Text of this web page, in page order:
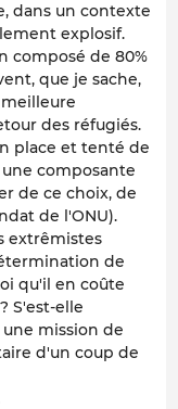
dans un contexte
explosif.
composé de 80%
que je sache,
des réfugiés.
place et tenté de
composante
de ce choix, de
de l'ONU).
extrêmistes
de
qu'il en coûte
S'est-elle
mission de
d'un coup de